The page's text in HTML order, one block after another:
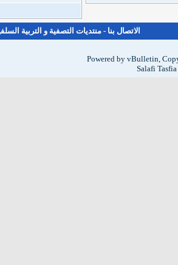
الاتصال بنا - منتديات التصفية و التربية
Powered by vBulletin,
Salafi